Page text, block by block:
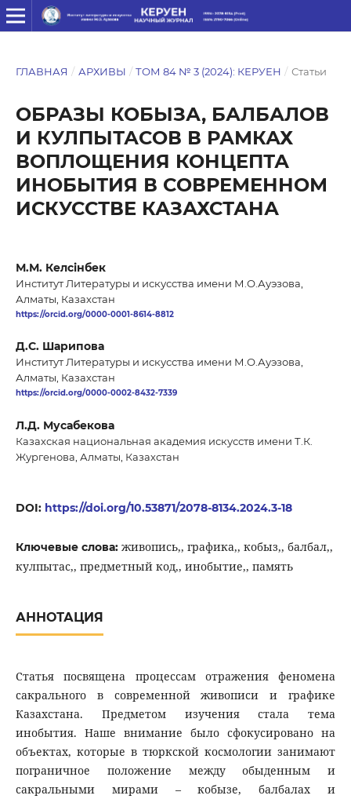
ГЛАВНАЯ / АРХИВЫ / ТОМ 84 № 3 (2024): КЕРУЕН / Статьи
ОБРАЗЫ КОБЫЗА, БАЛБАЛОВ
И КУЛПЫТАСОВ В РАМКАХ
ВОПЛОЩЕНИЯ КОНЦЕПТА
ИНОБЫТИЯ В СОВРЕМЕННОМ
ИСКУССТВЕ КАЗАХСТАНА
М.М. Келсінбек
Институт Литературы и искусства имени М.О.Ауэзова,
Алматы, Казахстан
https://orcid.org/0000-0001-8614-8812
Д.С. Шарипова
Институт Литературы и искусства имени М.О.Ауэзова,
Алматы, Казахстан
https://orcid.org/0000-0002-8432-7339
Л.Д. Мусабекова
Казахская национальная академия искусств имени Т.К.
Жургенова, Алматы, Казахстан
DOI: https://doi.org/10.53871/2078-8134.2024.3-18
Ключевые слова: живопись,, графика,, кобыз,, балбал,,
кулпытас,, предметный код,, инобытие,, память
АННОТАЦИЯ
Статья посвящена процессам отражения феномена
сакрального в современной живописи и графике
Казахстана. Предметом изучения стала тема
инобытия. Наше внимание было сфокусировано на
объектах, которые в тюркской космологии занимают
пограничное положение между обыденным и
сакральными мирами – кобызе, балбалах и